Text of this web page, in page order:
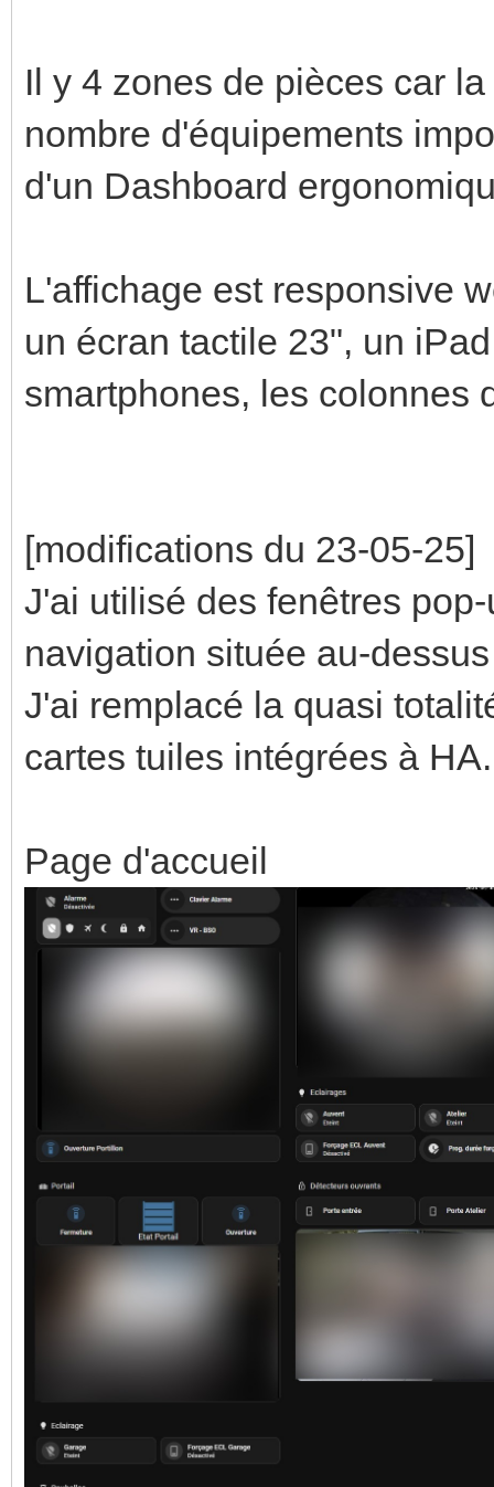
Il y 4 zones de pièces car
nombre d'équipements
d'un Dashboard
L'affichage est responsive
un écran tactile 23", un
smartphones, les colonnes
[modifications du 23-05-25]
J'ai utilisé des fenêtres
navigation située au-
J'ai remplacé la quasi
cartes tuiles intégrées à HA.
Page d'accueil